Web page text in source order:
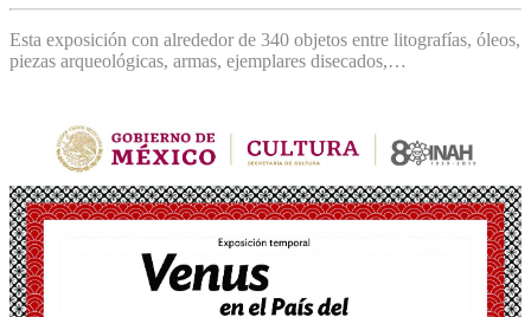
Esta exposición con alrededor de 340 objetos entre litografías, óleos,
piezas arqueológicas, armas, ejemplares disecados,…